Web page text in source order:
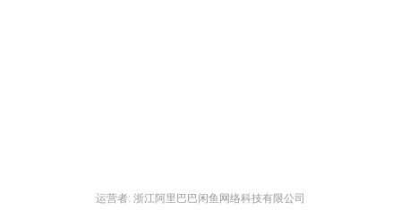
运营者: 浙江阿里巴巴闲鱼网络科技有限公司